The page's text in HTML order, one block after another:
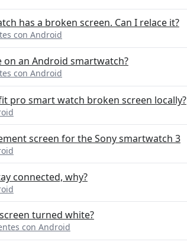
has a broken screen. Can I relace it?
con Android
an Android smartwatch?
con Android
pro smart watch broken screen locally?
screen for the Sony smartwatch 3
connected, why?
turned white?
con Android